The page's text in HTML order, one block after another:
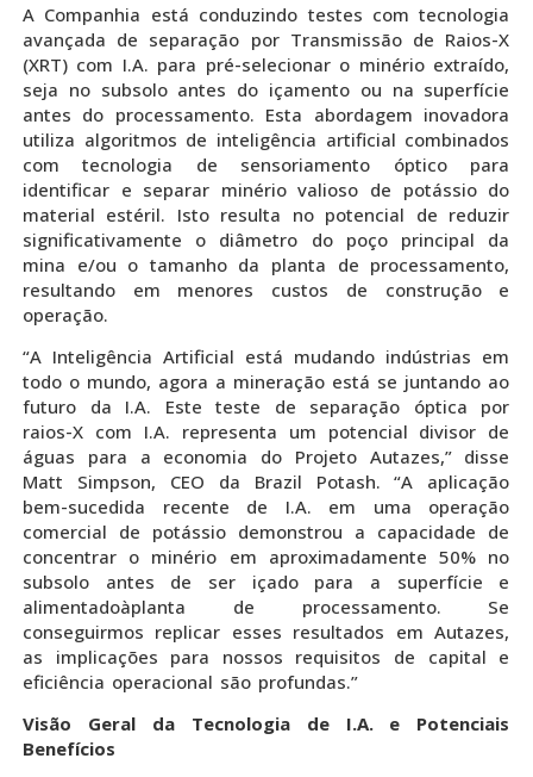
A Companhia está conduzindo testes com tecnologia
avançada de separação por Transmissão de Raios-X
(XRT) com I.A. para pré-selecionar o minério extraído,
seja no subsolo antes do içamento ou na superfície
antes do processamento. Esta abordagem inovadora
utiliza algoritmos de inteligência artificial combinados
com tecnologia de sensoriamento óptico para
identificar e separar minério valioso de potássio do
material estéril. Isto resulta no potencial de reduzir
significativamente o diâmetro do poço principal da
mina e/ou o tamanho da planta de processamento,
resultando em menores custos de construção e
operação.
“A Inteligência Artificial está mudando indústrias em
todo o mundo, agora a mineração está se juntando ao
futuro da I.A. Este teste de separação óptica por
raios-X com I.A. representa um potencial divisor de
águas para a economia do Projeto Autazes,” disse
Matt Simpson, CEO da Brazil Potash. “A aplicação
bem-sucedida recente de I.A. em uma operação
comercial de potássio demonstrou a capacidade de
concentrar o minério em aproximadamente 50% no
subsolo antes de ser içado para a superfície e
alimentadoàplanta de processamento. Se
conseguirmos replicar esses resultados em Autazes,
as implicações para nossos requisitos de capital e
eficiência operacional são profundas.”
Visão Geral da Tecnologia de I.A. e Potenciais
Benefícios